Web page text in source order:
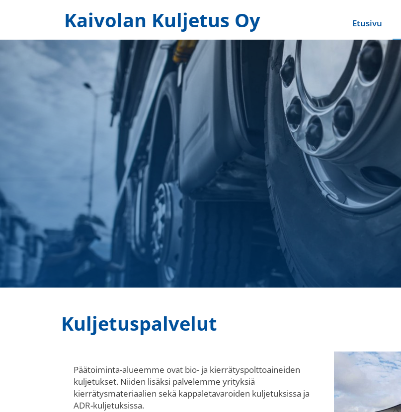
Kaivolan Kuljetus Oy Etusivu
Kuljetuspalvelut
Päätoiminta-alueemme ovat bio- ja kierrätyspolttoaineiden
kuljetukset. Niiden lisäksi palvelemme yrityksiä
kierrätysmateriaalien sekä kappaletavaroiden kuljetuksissa ja
ADR-kuljetuksissa.